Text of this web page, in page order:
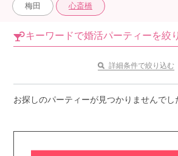
運営会社 launch
おすすめの優良結婚相談所
梅田 心斎橋
キーワードで婚活パーティーを絞
詳細条件で絞り込む
お探しのパーティーが見つかりませんでし